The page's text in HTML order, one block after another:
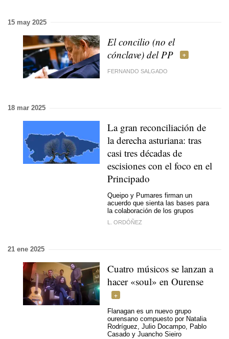
15 may 2025
El concilio (no el
cónclave) del PP
FERNANDO SALGADO
18 mar 2025
La gran reconciliación de
la derecha asturiana: tras
casi tres décadas de
escisiones con el foco en el
Principado
Queipo y Pumares firman un
acuerdo que sienta las bases para
la colaboración de los grupos
L. ORDÓÑEZ
21 ene 2025
Cuatro músicos se lanzan a
hacer «soul» en Ourense
Flanagan es un nuevo grupo
ourensano compuesto por Natalia
Rodríguez, Julio Docampo, Pablo
Casado y Juancho Sieiro